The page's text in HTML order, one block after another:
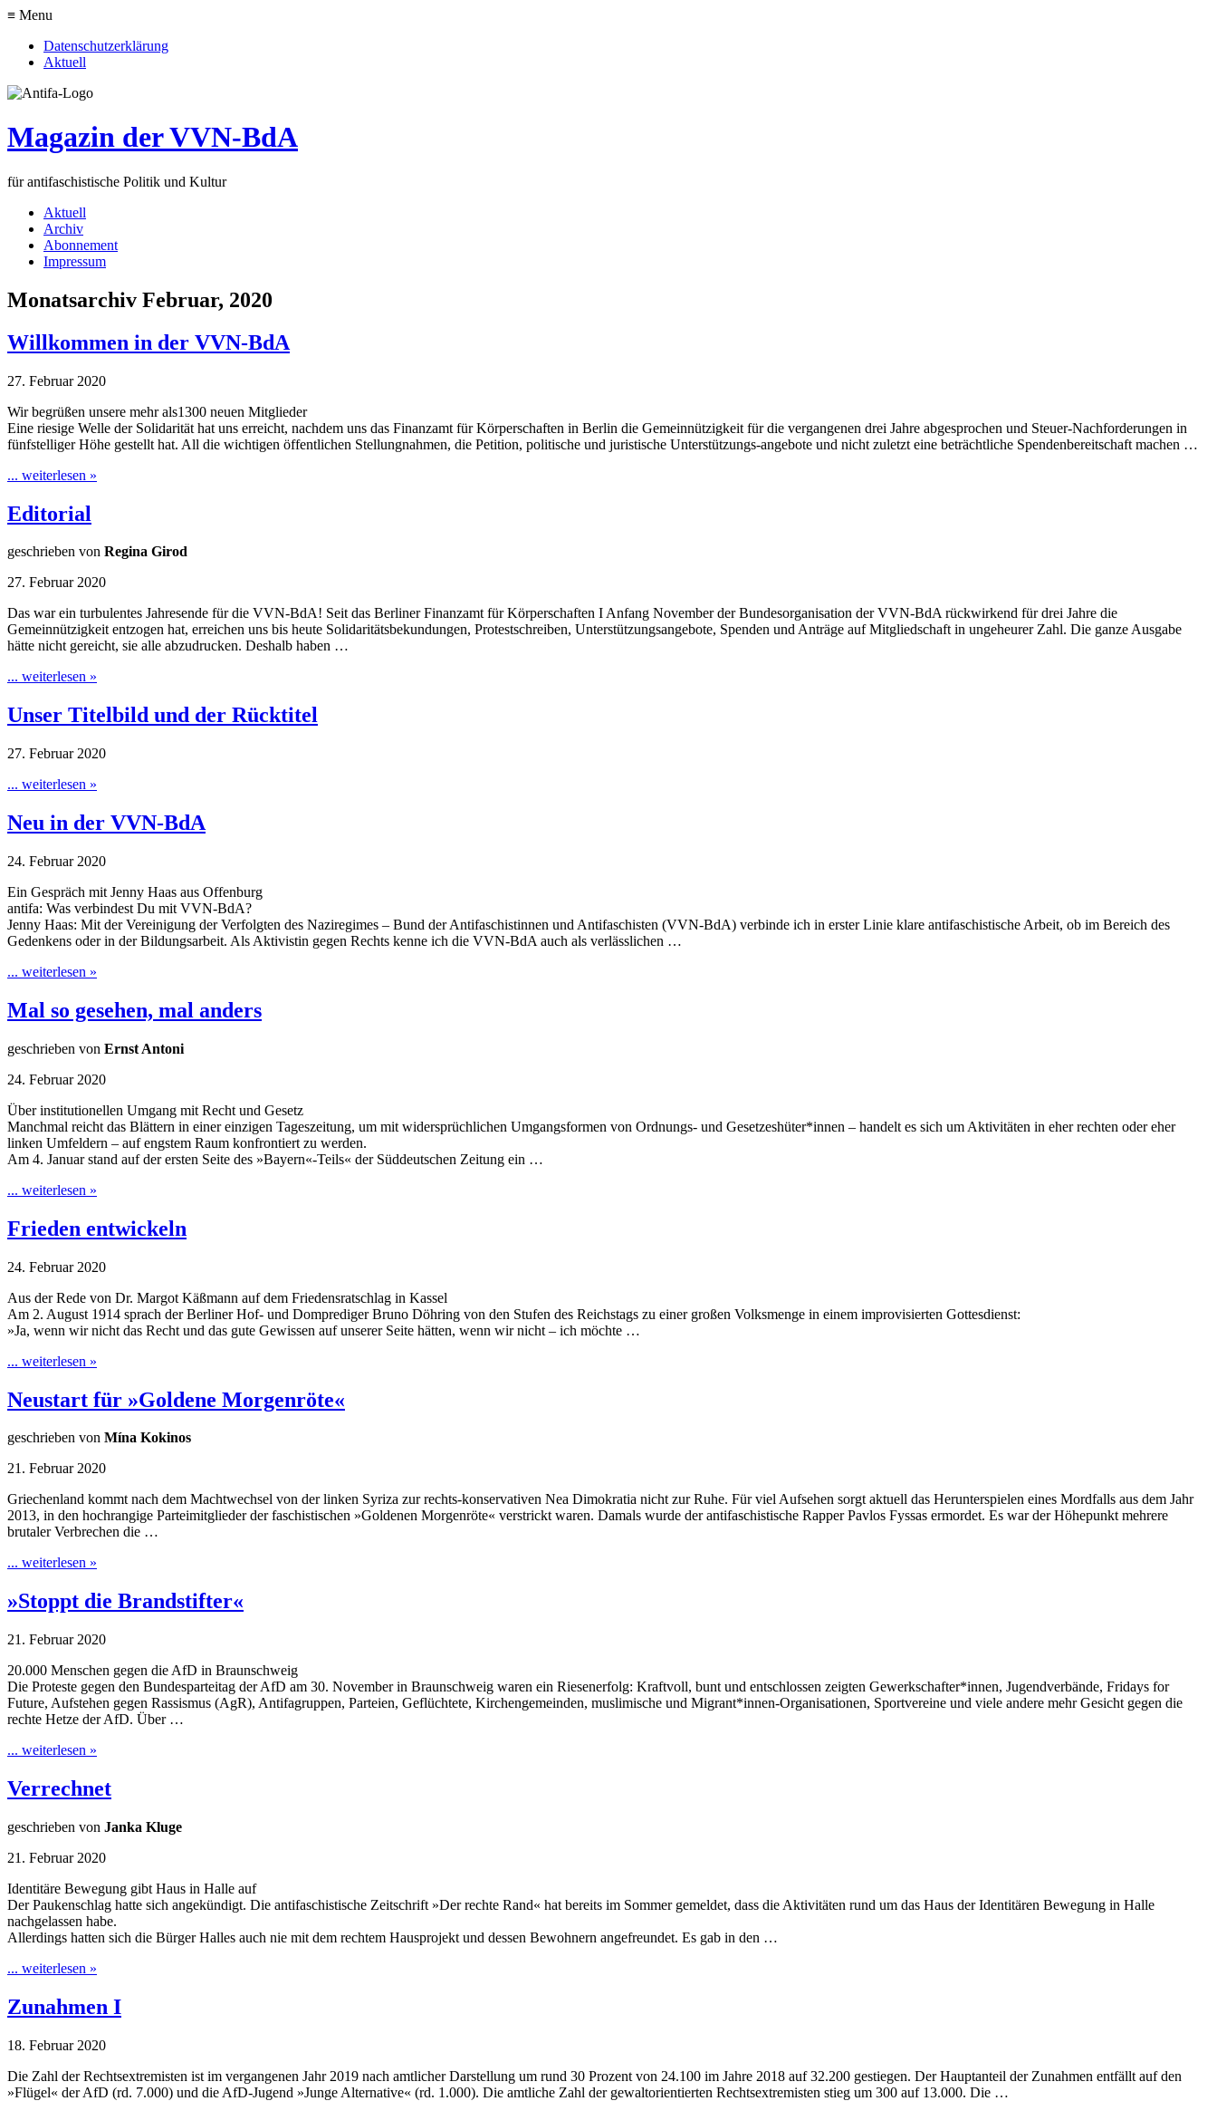
≡ Menu
Datenschutzerklärung
Aktuell
Magazin der VVN-BdA
für antifaschistische Politik und Kultur
Aktuell
Archiv
Abonnement
Impressum
Monatsarchiv Februar, 2020
Willkommen in der VVN-BdA
27. Februar 2020
Wir begrüßen unsere mehr als1300 neuen Mitglieder
Eine riesige Welle der Solidarität hat uns erreicht, nachdem uns das Finanzamt für Körperschaften in Berlin die Gemeinnützigkeit für die vergangenen drei Jahre abgesprochen und Steuer-Nachforderungen in
fünfstelliger Höhe gestellt hat. All die wichtigen öffentlichen Stellungnahmen, die Petition, politische und juristische Unterstützungs-angebote und nicht zuletzt eine beträchtliche Spendenbereitschaft machen …
... weiterlesen »
Editorial
geschrieben von Regina Girod
27. Februar 2020
Das war ein turbulentes Jahresende für die VVN-BdA! Seit das Berliner Finanzamt für Körperschaften I Anfang November der Bundesorganisation der VVN-BdA rückwirkend für drei Jahre die
Gemeinnützigkeit entzogen hat, erreichen uns bis heute Solidaritätsbekundungen, Protestschreiben, Unterstützungsangebote, Spenden und Anträge auf Mitgliedschaft in ungeheurer Zahl. Die ganze Ausgabe
hätte nicht gereicht, sie alle abzudrucken. Deshalb haben …
... weiterlesen »
Unser Titelbild und der Rücktitel
27. Februar 2020
... weiterlesen »
Neu in der VVN-BdA
24. Februar 2020
Ein Gespräch mit Jenny Haas aus Offenburg
antifa: Was verbindest Du mit VVN-BdA?
Jenny Haas: Mit der Vereinigung der Verfolgten des Naziregimes – Bund der Antifaschistinnen und Antifaschisten (VVN-BdA) verbinde ich in erster Linie klare antifaschistische Arbeit, ob im Bereich des
Gedenkens oder in der Bildungsarbeit. Als Aktivistin gegen Rechts kenne ich die VVN-BdA auch als verlässlichen …
... weiterlesen »
Mal so gesehen, mal anders
geschrieben von Ernst Antoni
24. Februar 2020
Über institutionellen Umgang mit Recht und Gesetz
Manchmal reicht das Blättern in einer einzigen Tageszeitung, um mit widersprüchlichen Umgangsformen von Ordnungs- und Gesetzeshüter*innen – handelt es sich um Aktivitäten in eher rechten oder eher
linken Umfeldern – auf engstem Raum konfrontiert zu werden.
Am 4. Januar stand auf der ersten Seite des »Bayern«-Teils« der Süddeutschen Zeitung ein …
... weiterlesen »
Frieden entwickeln
24. Februar 2020
Aus der Rede von Dr. Margot Käßmann auf dem Friedensratschlag in Kassel
Am 2. August 1914 sprach der Berliner Hof- und Domprediger Bruno Döhring von den Stufen des Reichstags zu einer großen Volksmenge in einem improvisierten Gottesdienst:
»Ja, wenn wir nicht das Recht und das gute Gewissen auf unserer Seite hätten, wenn wir nicht – ich möchte …
... weiterlesen »
Neustart für »Goldene Morgenröte«
geschrieben von Mína Kokinos
21. Februar 2020
Griechenland kommt nach dem Machtwechsel von der linken Syriza zur rechts-konservativen Nea Dimokratia nicht zur Ruhe. Für viel Aufsehen sorgt aktuell das Herunterspielen eines Mordfalls aus dem Jahr
2013, in den hochrangige Parteimitglieder der faschistischen »Goldenen Morgenröte« verstrickt waren. Damals wurde der antifaschistische Rapper Pavlos Fyssas ermordet. Es war der Höhepunkt mehrere
brutaler Verbrechen die …
... weiterlesen »
»Stoppt die Brandstifter«
21. Februar 2020
20.000 Menschen gegen die AfD in Braunschweig
Die Proteste gegen den Bundesparteitag der AfD am 30. November in Braunschweig waren ein Riesenerfolg: Kraftvoll, bunt und entschlossen zeigten Gewerkschafter*innen, Jugendverbände, Fridays for
Future, Aufstehen gegen Rassismus (AgR), Antifagruppen, Parteien, Geflüchtete, Kirchengemeinden, muslimische und Migrant*innen-Organisationen, Sportvereine und viele andere mehr Gesicht gegen die
rechte Hetze der AfD. Über …
... weiterlesen »
Verrechnet
geschrieben von Janka Kluge
21. Februar 2020
Identitäre Bewegung gibt Haus in Halle auf
Der Paukenschlag hatte sich angekündigt. Die antifaschistische Zeitschrift »Der rechte Rand« hat bereits im Sommer gemeldet, dass die Aktivitäten rund um das Haus der Identitären Bewegung in Halle
nachgelassen habe.
Allerdings hatten sich die Bürger Halles auch nie mit dem rechtem Hausprojekt und dessen Bewohnern angefreundet. Es gab in den …
... weiterlesen »
Zunahmen I
18. Februar 2020
Die Zahl der Rechtsextremisten ist im vergangenen Jahr 2019 nach amtlicher Darstellung um rund 30 Prozent von 24.100 im Jahre 2018 auf 32.200 gestiegen. Der Hauptanteil der Zunahmen entfällt auf den
»Flügel« der AfD (rd. 7.000) und die AfD-Jugend »Junge Alternative« (rd. 1.000). Die amtliche Zahl der gewaltorientierten Rechtsextremisten stieg um 300 auf 13.000. Die …